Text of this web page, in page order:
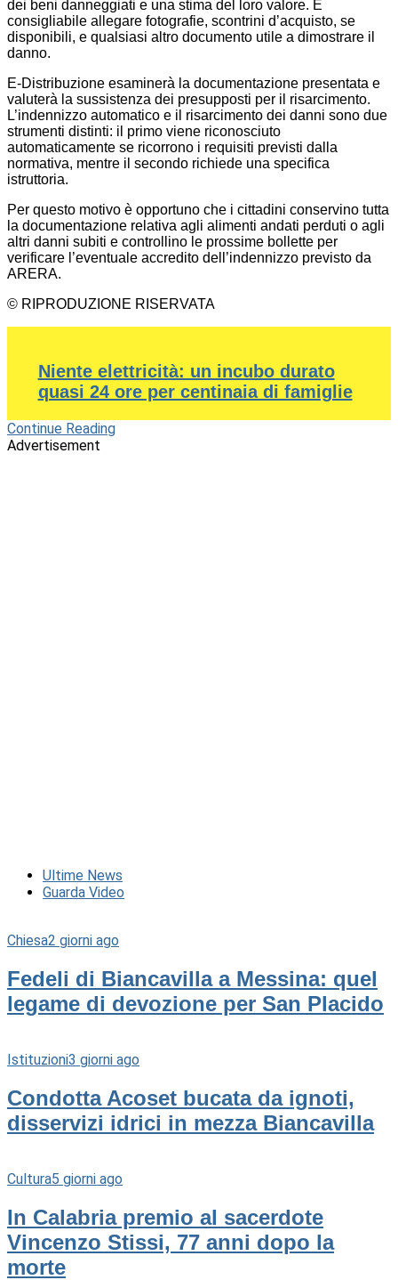
dei beni danneggiati e una stima del loro valore. È
consigliabile allegare fotografie, scontrini d’acquisto, se
disponibili, e qualsiasi altro documento utile a dimostrare il
danno.
E-Distribuzione esaminerà la documentazione presentata e
valuterà la sussistenza dei presupposti per il risarcimento.
L’indennizzo automatico e il risarcimento dei danni sono due
strumenti distinti: il primo viene riconosciuto
automaticamente se ricorrono i requisiti previsti dalla
normativa, mentre il secondo richiede una specifica
istruttoria.
Per questo motivo è opportuno che i cittadini conservino tutta
la documentazione relativa agli alimenti andati perduti o agli
altri danni subiti e controllino le prossime bollette per
verificare l’eventuale accredito dell’indennizzo previsto da
ARERA.
© RIPRODUZIONE RISERVATA
Niente elettricità: un incubo durato
quasi 24 ore per centinaia di famiglie
Continue Reading
Advertisement
Ultime News
Guarda Video
Chiesa2 giorni ago
Fedeli di Biancavilla a Messina: quel
legame di devozione per San Placido
Istituzioni3 giorni ago
Condotta Acoset bucata da ignoti,
disservizi idrici in mezza Biancavilla
Cultura5 giorni ago
In Calabria premio al sacerdote
Vincenzo Stissi, 77 anni dopo la
morte